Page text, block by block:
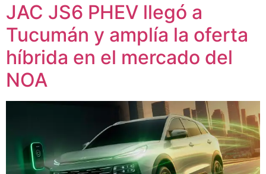
JAC JS6 PHEV llegó a
Tucumán y amplía la oferta
híbrida en el mercado del
NOA